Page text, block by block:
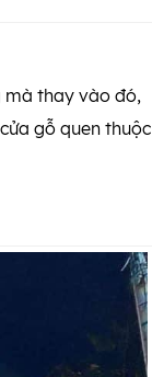
mà thay vào đó,
gỗ quen thuộc